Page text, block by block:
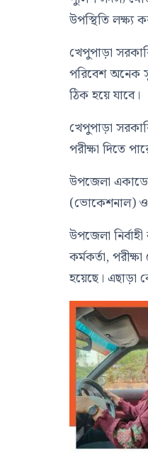
উপস্থিতি লক্ষ্য
খেপুপাড়া
পরিবেশ অনেক
ঠিক হয়ে যাবে।
খেপুপাড়া
পরীক্ষা দিতে
উপজেলা
(ভোকেশনাল) ও
উপজেলা
কর্মকর্তা,
হয়েছে। এছাড়া